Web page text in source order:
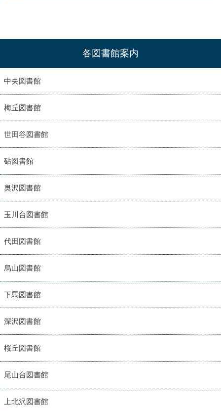
各図書館案内
中央図書館
梅丘図書館
世田谷図書館
砧図書館
奥沢図書館
玉川台図書館
代田図書館
烏山図書館
下馬図書館
深沢図書館
桜丘図書館
尾山台図書館
上北沢図書館